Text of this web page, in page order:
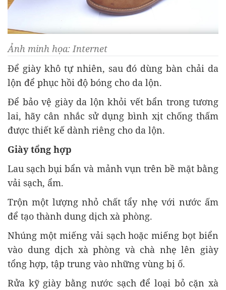
Ảnh minh họa: Internet
Để giày khô tự nhiên, sau đó dùng bàn chải da
lộn để phục hồi độ bóng cho da lộn.
Để bảo vệ giày da lộn khỏi vết bẩn trong tương
lai, hãy cân nhắc sử dụng bình xịt chống thấm
được thiết kế dành riêng cho da lộn.
Giày tổng hợp
Lau sạch bụi bẩn và mảnh vụn trên bề mặt bằng
vải sạch, ẩm.
Trộn một lượng nhỏ chất tẩy nhẹ với nước ấm
để tạo thành dung dịch xà phòng.
Nhúng một miếng vải sạch hoặc miếng bọt biển
vào dung dịch xà phòng và chà nhẹ lên giày
tổng hợp, tập trung vào những vùng bị ố.
Rửa kỹ giày bằng nước sạch để loại bỏ cặn xà